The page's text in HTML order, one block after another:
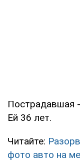
Пострадавшая
Ей 36 лет.
Читайте:
фото авто на